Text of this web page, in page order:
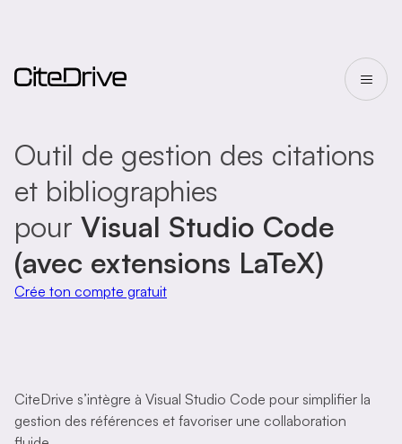
Outil de gestion des citations
et bibliographies
pour Visual Studio Code
(avec extensions LaTeX)
Crée ton compte gratuit
CiteDrive s’intègre à Visual Studio Code pour simplifier la
gestion des références et favoriser une collaboration